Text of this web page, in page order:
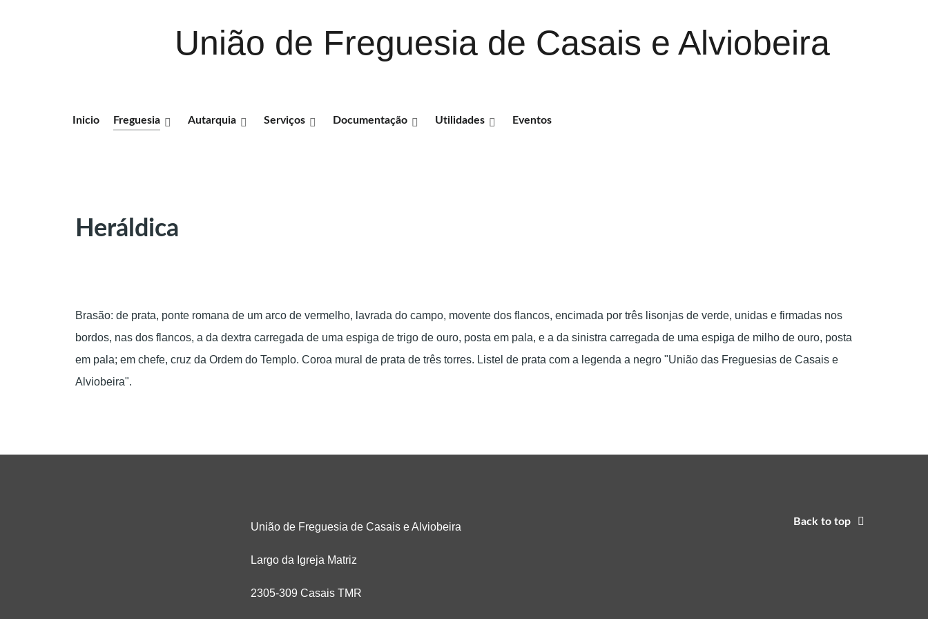
União de Freguesia de Casais e Alviobeira
Inicio Freguesia Autarquia Serviços Documentação Utilidades Eventos
Heráldica
Brasão: de prata, ponte romana de um arco de vermelho, lavrada do campo, movente dos flancos, encimada por três lisonjas de verde, unidas e firmadas nos
bordos, nas dos flancos, a da dextra carregada de uma espiga de trigo de ouro, posta em pala, e a da sinistra carregada de uma espiga de milho de ouro, posta
em pala; em chefe, cruz da Ordem do Templo. Coroa mural de prata de três torres. Listel de prata com a legenda a negro "União das Freguesias de Casais e
Alviobeira".
União de Freguesia de Casais e Alviobeira
Largo da Igreja Matriz
2305-309 Casais TMR
Back to top